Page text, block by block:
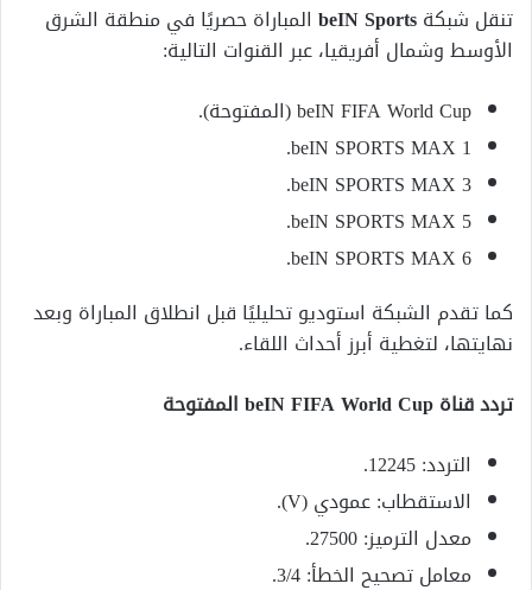
تنقل شبكةbeIN Sports المباراة حصريًا في منطقة الشرق
الأوسط وشمال أفريقيا، عبر القنوات التالية:
beIN FIFA World Cup (المفتوحة).
beIN SPORTS MAX 1.
beIN SPORTS MAX 3.
beIN SPORTS MAX 5.
beIN SPORTS MAX 6.
كما تقدم الشبكة استوديو تحليليًا قبل انطلاق المباراة وبعد
نهايتها، لتغطية أبرز أحداث اللقاء.
تردد قناة beIN FIFA World Cup المفتوحة
التردد: 12245.
الاستقطاب: عمودي (V).
معدل الترميز: 27500.
معامل تصحيح الخطأ: 3/4.